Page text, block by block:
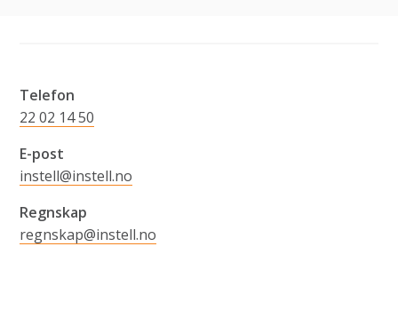
Telefon
22 02 14 50
E-post
instell@instell.no
Regnskap
regnskap@instell.no